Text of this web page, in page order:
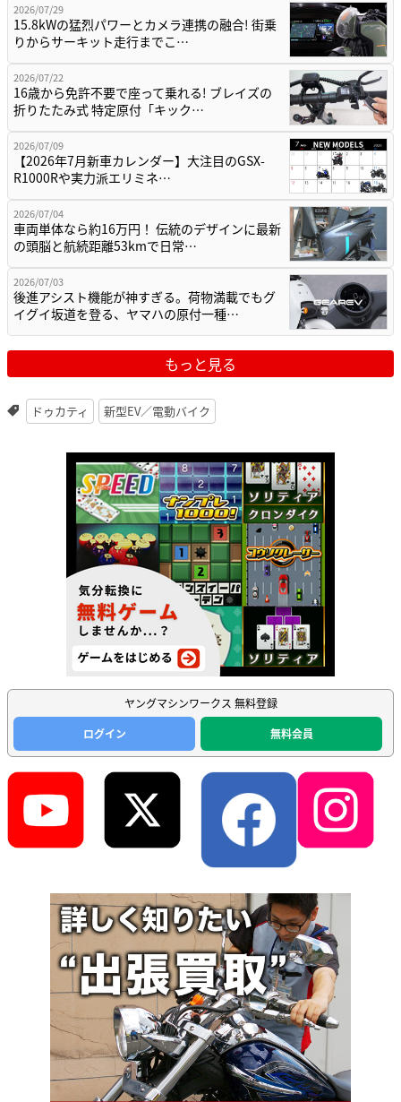
2026/07/29
15.8kWの猛烈パワーとカメラ連携の融合! 街乗
りからサーキット走行までこ…
2026/07/22
16歳から免許不要で座って乗れる! ブレイズの
折りたたみ式 特定原付「キック…
2026/07/09
【2026年7月新車カレンダー】大注目のGSX-
R1000Rや実力派エリミネ…
2026/07/04
車両単体なら約16万円！ 伝統のデザインに最新
の頭脳と航続距離53kmで日常…
2026/07/03
後進アシスト機能が神すぎる。荷物満載でもグ
イグイ坂道を登る、ヤマハの原付一種…
もっと見る
ドゥカティ 新型EV／電動バイク
ヤングマシンワークス 無料登録
ログイン
無料会員